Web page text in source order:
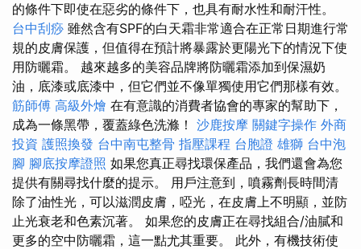
的條件下即使在惡劣的條件下，也具有耐水性和耐汗性。
台中刮痧 雖然含有SPF的白天霜非常適合在正常日期進行常
規的皮膚保護，但值得在預計將暴露於更陽光下的情況下使
用防曬霜。 越來越多的美容品牌將防曬霜添加到保濕奶
油，底漆或底漆中，但它們並不像單獨使用它們那樣有效。
筋師傅 高級外燴 在有意識的消費者協會的專家的幫助下，
成為一條黑帶，覆蓋綠色洗滌！ 沙鹿按摩 關鍵字操作 外商
投資 護照換發 台中南屯整骨 指壓課程 台胞證 雄獅 台中泡
腳 腳底按摩證照 如果您真正尋找環保產品，我們還會為您
提供有關尋找什麼的提示。 用戶注意到，噴霧劑長時間清
除了油性光，可以滋潤皮膚，啞光，在皮膚上不明顯，並防
止光衰老和色素沉著。 如果您的皮膚正在尋找組合/油膩和
更多的空中防曬霜，這一點尤其重要。 此外，有機技術使